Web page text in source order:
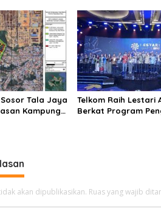
Sosor Tala Jaya
Kampung
Telkom Raih Lestari
Berkat Program
akan dipublikasikan. Ruas yang wajib